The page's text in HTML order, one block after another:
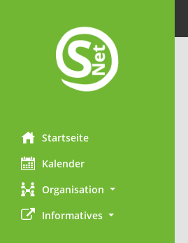
Startseite
Kalender
Organisation
Informatives